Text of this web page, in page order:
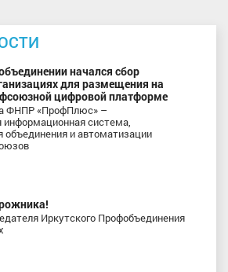
начался сбор
для размещения на
цифровой платформе
ФНПР «ПрофПлюс» –
информационная система,
объединения и автоматизации
Иркутского Профобъединения